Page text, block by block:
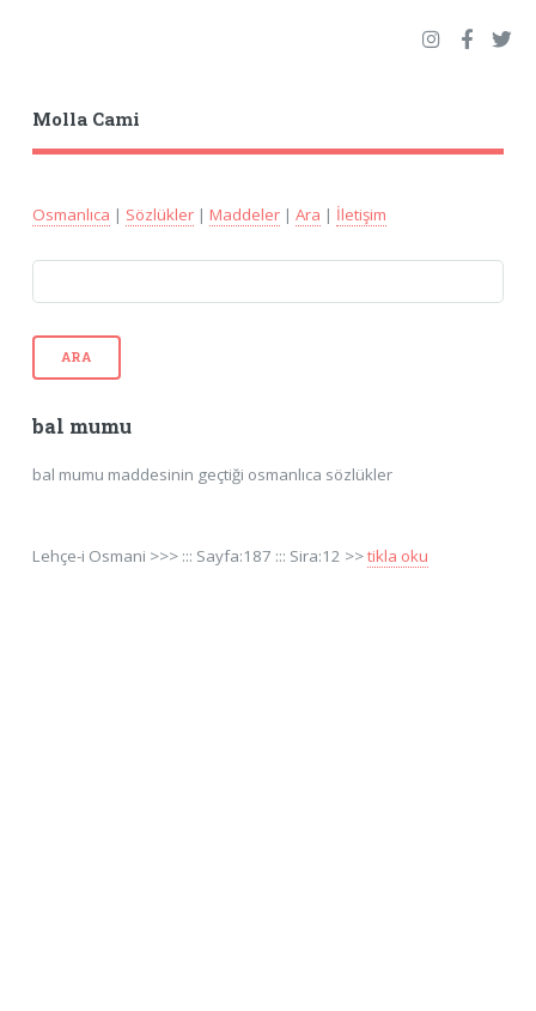
Molla Cami
Osmanlıca | Sözlükler| Maddeler| Ara | İletişim
ARA
bal mumu
bal mumu maddesinin geçtiği osmanlıca sözlükler
Lehçe-i Osmani >>> ::: Sayfa:187 ::: Sira:12 >>tikla oku